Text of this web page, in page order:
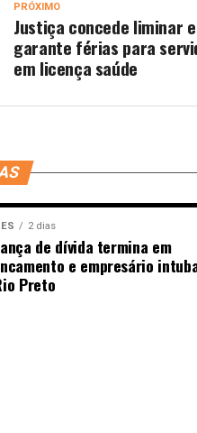
PRÓXIMO
Justiça concede liminar e
garante férias para
em licença saúde
2 dias
de dívida termina em
e empresário
Preto